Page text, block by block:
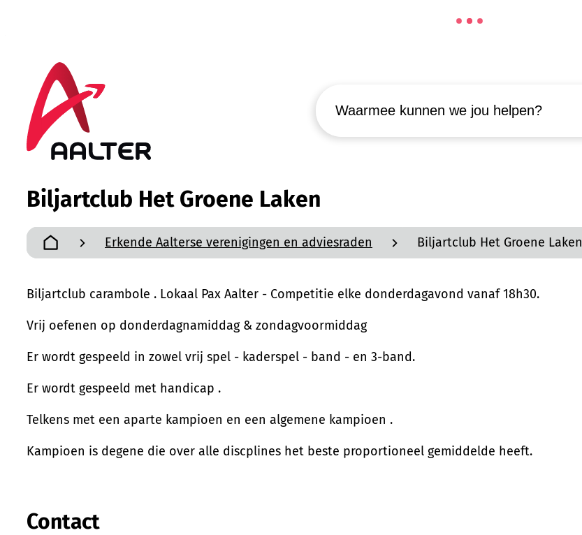
Aalter
Biljartclub Het Groene Laken
Startpagina
Erkende Aalterse verenigingen en adviesraden Biljartclub Het Groene Laken
Biljartclub carambole . Lokaal Pax Aalter - Competitie elke donderdagavond vanaf 18h30.
Vrij oefenen op donderdagnamiddag & zondagvoormiddag
Er wordt gespeeld in zowel vrij spel - kaderspel - band - en 3-band.
Er wordt gespeeld met handicap .
Telkens met een aparte kampioen en een algemene kampioen .
Kampioen is degene die over alle discplines het beste proportioneel gemiddelde heeft.
Contact